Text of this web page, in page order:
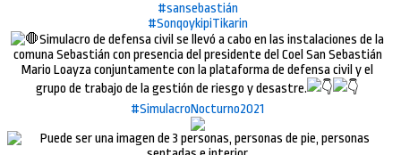
#sansebastián
#SonqoykipiTikarin
Simulacro de defensa civil se llevó a cabo en las instalaciones de la
comuna Sebastián con presencia del presidente del Coel San Sebastián
Mario Loayza conjuntamente con la plataforma de defensa civil y el
grupo de trabajo de la gestión de riesgo y desastre.
#SimulacroNocturno2021